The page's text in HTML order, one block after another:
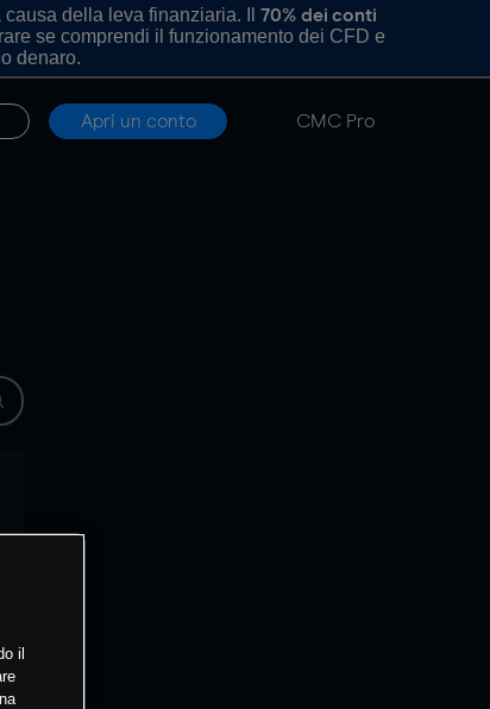
della leva finanziaria. Il 70% dei conti
se comprendi il funzionamento dei CFD e
denaro.
Apri un conto CMC Pro
il